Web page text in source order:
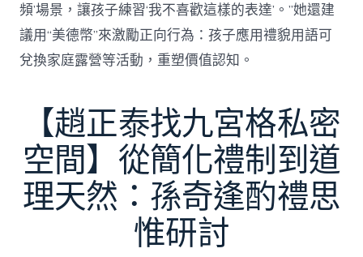
頻’場景，讓孩子練習‘我不喜歡這樣的表達’。”她還建
議用“美德幣”來激勵正向行為：孩子應用禮貌用語可
兌換家庭露營等活動，重塑價值認知。
【趙正泰找九宮格私密
空間】從簡化禮制到道
理天然：孫奇逢酌禮思
惟研討